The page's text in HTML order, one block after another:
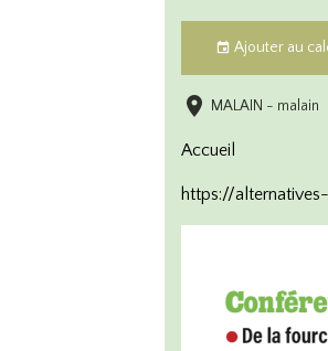
Ajouter au
MALAIN - malain
Accuei
https://